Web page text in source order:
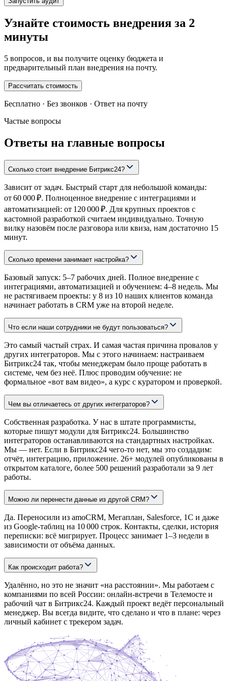
Узнайте стоимость внедрения за 2
минуты
5 вопросов, и вы получите оценку бюджета и
предварительный план внедрения на почту.
Рассчитать стоимость
Бесплатно · Без звонков · Ответ на почту
Частые вопросы
Ответы на главные вопросы
Сколько стоит внедрение Битрикс24?
Зависит от задач. Быстрый старт для небольшой команды:
от 60 000 ₽. Полноценное внедрение с интеграциями и
автоматизацией: от 120 000 ₽. Для крупных проектов с
кастомной разработкой считаем индивидуально. Точную
вилку назовём после разговора или квиза, нам достаточно 15
минут.
Сколько времени занимает настройка?
Базовый запуск: 5–7 рабочих дней. Полное внедрение с
интеграциями, автоматизацией и обучением: 4–8 недель. Мы
не растягиваем проекты: у 8 из 10 наших клиентов команда
начинает работать в CRM уже на второй неделе.
Что если наши сотрудники не будут пользоваться?
Это самый частый страх. И самая частая причина провалов у
других интеграторов. Мы с этого начинаем: настраиваем
Битрикс24 так, чтобы менеджерам было проще работать в
системе, чем без неё. Плюс проводим обучение: не
формальное «вот вам видео», а курс с куратором и проверкой.
Чем вы отличаетесь от других интеграторов?
Собственная разработка. У нас в штате программисты,
которые пишут модули для Битрикс24. Большинство
интеграторов останавливаются на стандартных настройках.
Мы — нет. Если в Битрикс24 чего-то нет, мы это создадим:
отчёт, интеграцию, приложение. 26+ модулей опубликованы в
открытом каталоге, более 500 решений разработали за 9 лет
работы.
Можно ли перенести данные из другой CRM?
Да. Переносили из amoCRM, Мегаплан, Salesforce, 1С и даже
из Google-таблиц на 10 000 строк. Контакты, сделки, история
переписки: всё мигрирует. Процесс занимает 1–3 недели в
зависимости от объёма данных.
Как происходит работа?
Удалённо, но это не значит «на расстоянии». Мы работаем с
компаниями по всей России: онлайн-встречи в Телемосте и
рабочий чат в Битрикс24. Каждый проект ведёт персональный
менеджер. Вы всегда видите, что сделано и что в плане: через
личный кабинет с трекером задач.